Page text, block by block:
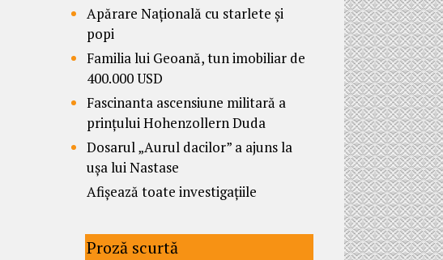
Apărare Națională cu starlete și
popi
Familia lui Geoană, tun imobiliar de
400.000 USD
Fascinanta ascensiune militară a
prințului Hohenzollern Duda
Dosarul „Aurul dacilor” a ajuns la
ușa lui Nastase
Afișează toate investigațiile
Proză scurtă